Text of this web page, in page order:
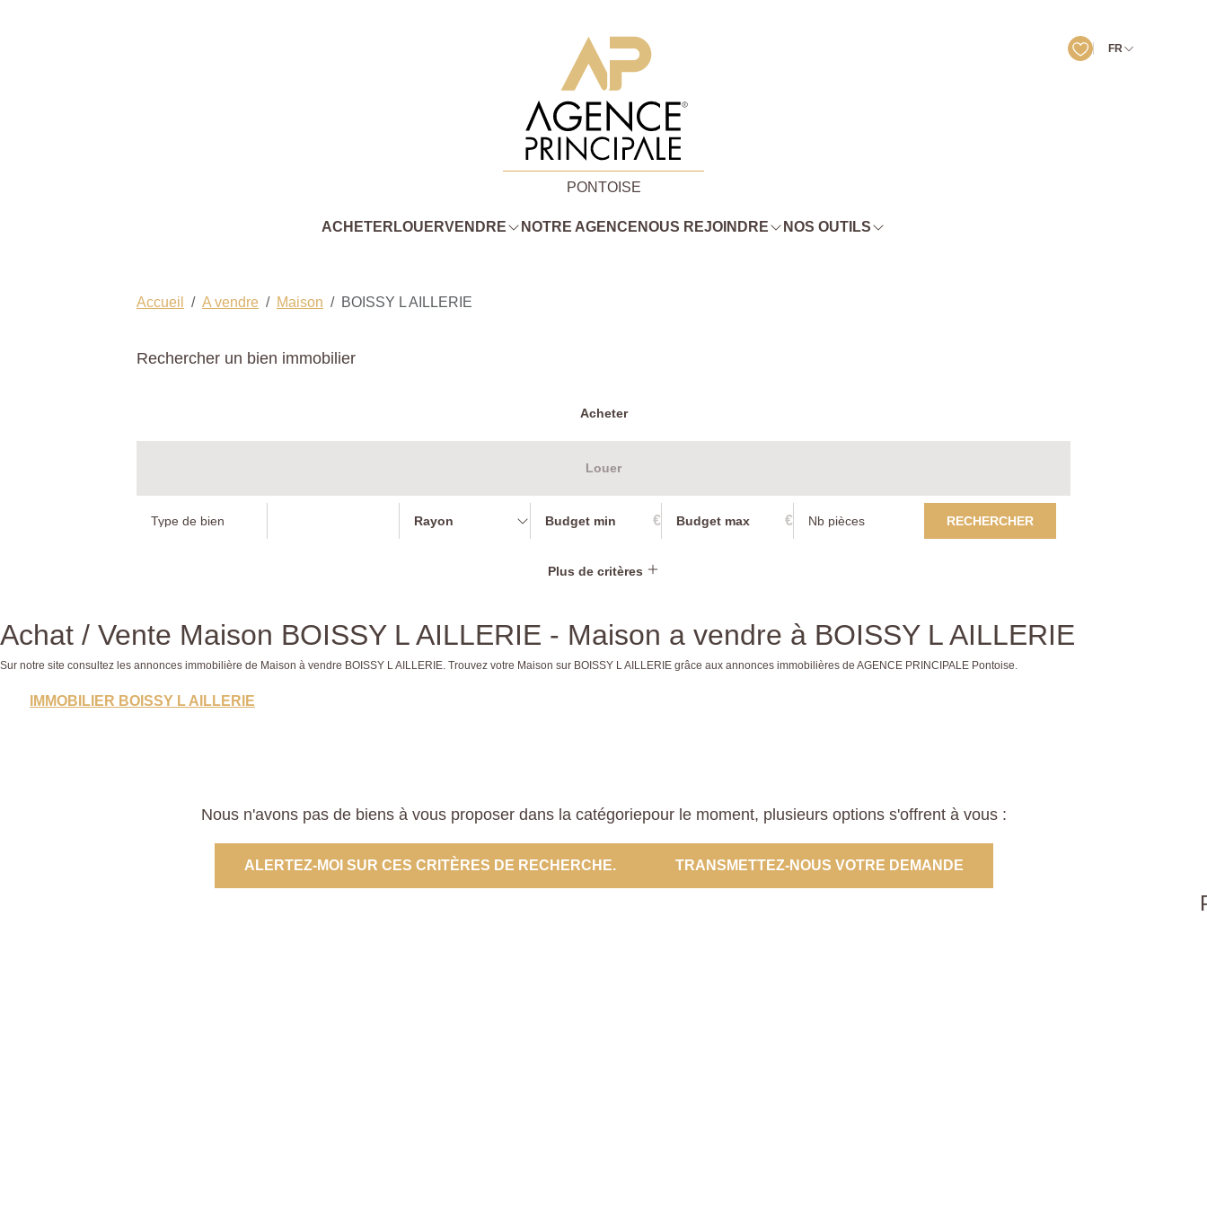
FR
PONTOISE
ACHETER LOUERVENDRE NOTRE AGENCE NOUS REJOINDRE NOS OUTILS
Accueil A vendre Maison BOISSY L AILLERIE
Rechercher un bien immobilier
Acheter
Louer
Rayon € € RECHERCHER
Plus de critères
Achat / Vente Maison BOISSY L AILLERIE - Maison a vendre à BOISSY L AILLERIE
Sur notre site consultez les annonces immobilière de Maison à vendre BOISSY L AILLERIE. Trouvez votre Maison sur BOISSY L AILLERIE grâce aux annonces immobilières de AGENCE PRINCIPALE Pontoise.
IMMOBILIER BOISSY L AILLERIE
Nous n'avons pas de biens à vous proposer dans la catégoriepour le moment, plusieurs options s'offrent à vous :
ALERTEZ-MOI SUR CES CRITÈRES DE RECHERCHE. TRANSMETTEZ-NOUS VOTRE DEMANDE